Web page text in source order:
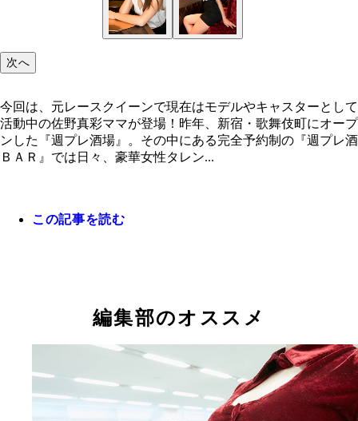
今回は、元レースクイーンで現在はモデルやキャ
として活動中の佐野真彩ママが登場！
次へ
今回は、元レースクイーンで現在はモデルやキャスターとして
活動中の佐野真彩ママが登場！昨年、新宿・歌舞伎町にオープ
ンした『週プレ酒場』。その中にある完全予約制の『週プレ酒
ＢＡＲ』では日々、豪華女性タレン...
この記事を読む
編集部のオススメ